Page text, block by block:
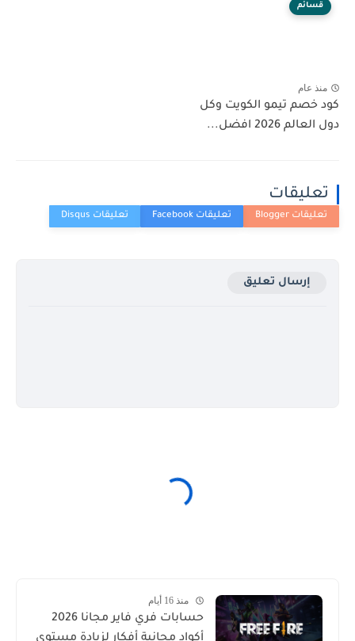
قسائم
منذ عام
كود خصم تيمو الكويت وكل
دول العالم 2026 افضل...
تعليقات
إرسال تعليق
منذ 16 أيام
حسابات فري فاير مجانا 2026